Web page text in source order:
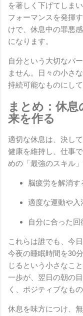
を著しく下げてしま
フォーマンスを発揮
けで、休息中の罪悪
になります。
自分という大切なパ
ません。日々の小さ
持続可能なものにして
まとめ：休
来を作る
適切な休息は、決し
健康を維持し、仕事
めの「最強のスキル」
脳疲労を解消す
適度な運動や入
自分に合った回
これらは誰でも、今
今夜の睡眠時間を30
じるという小さなこ
一歩が、翌日の朝の
く、ポジティブなも
休息を味方につけ、